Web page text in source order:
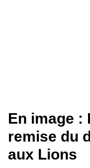
En image :
remise du
aux Lions